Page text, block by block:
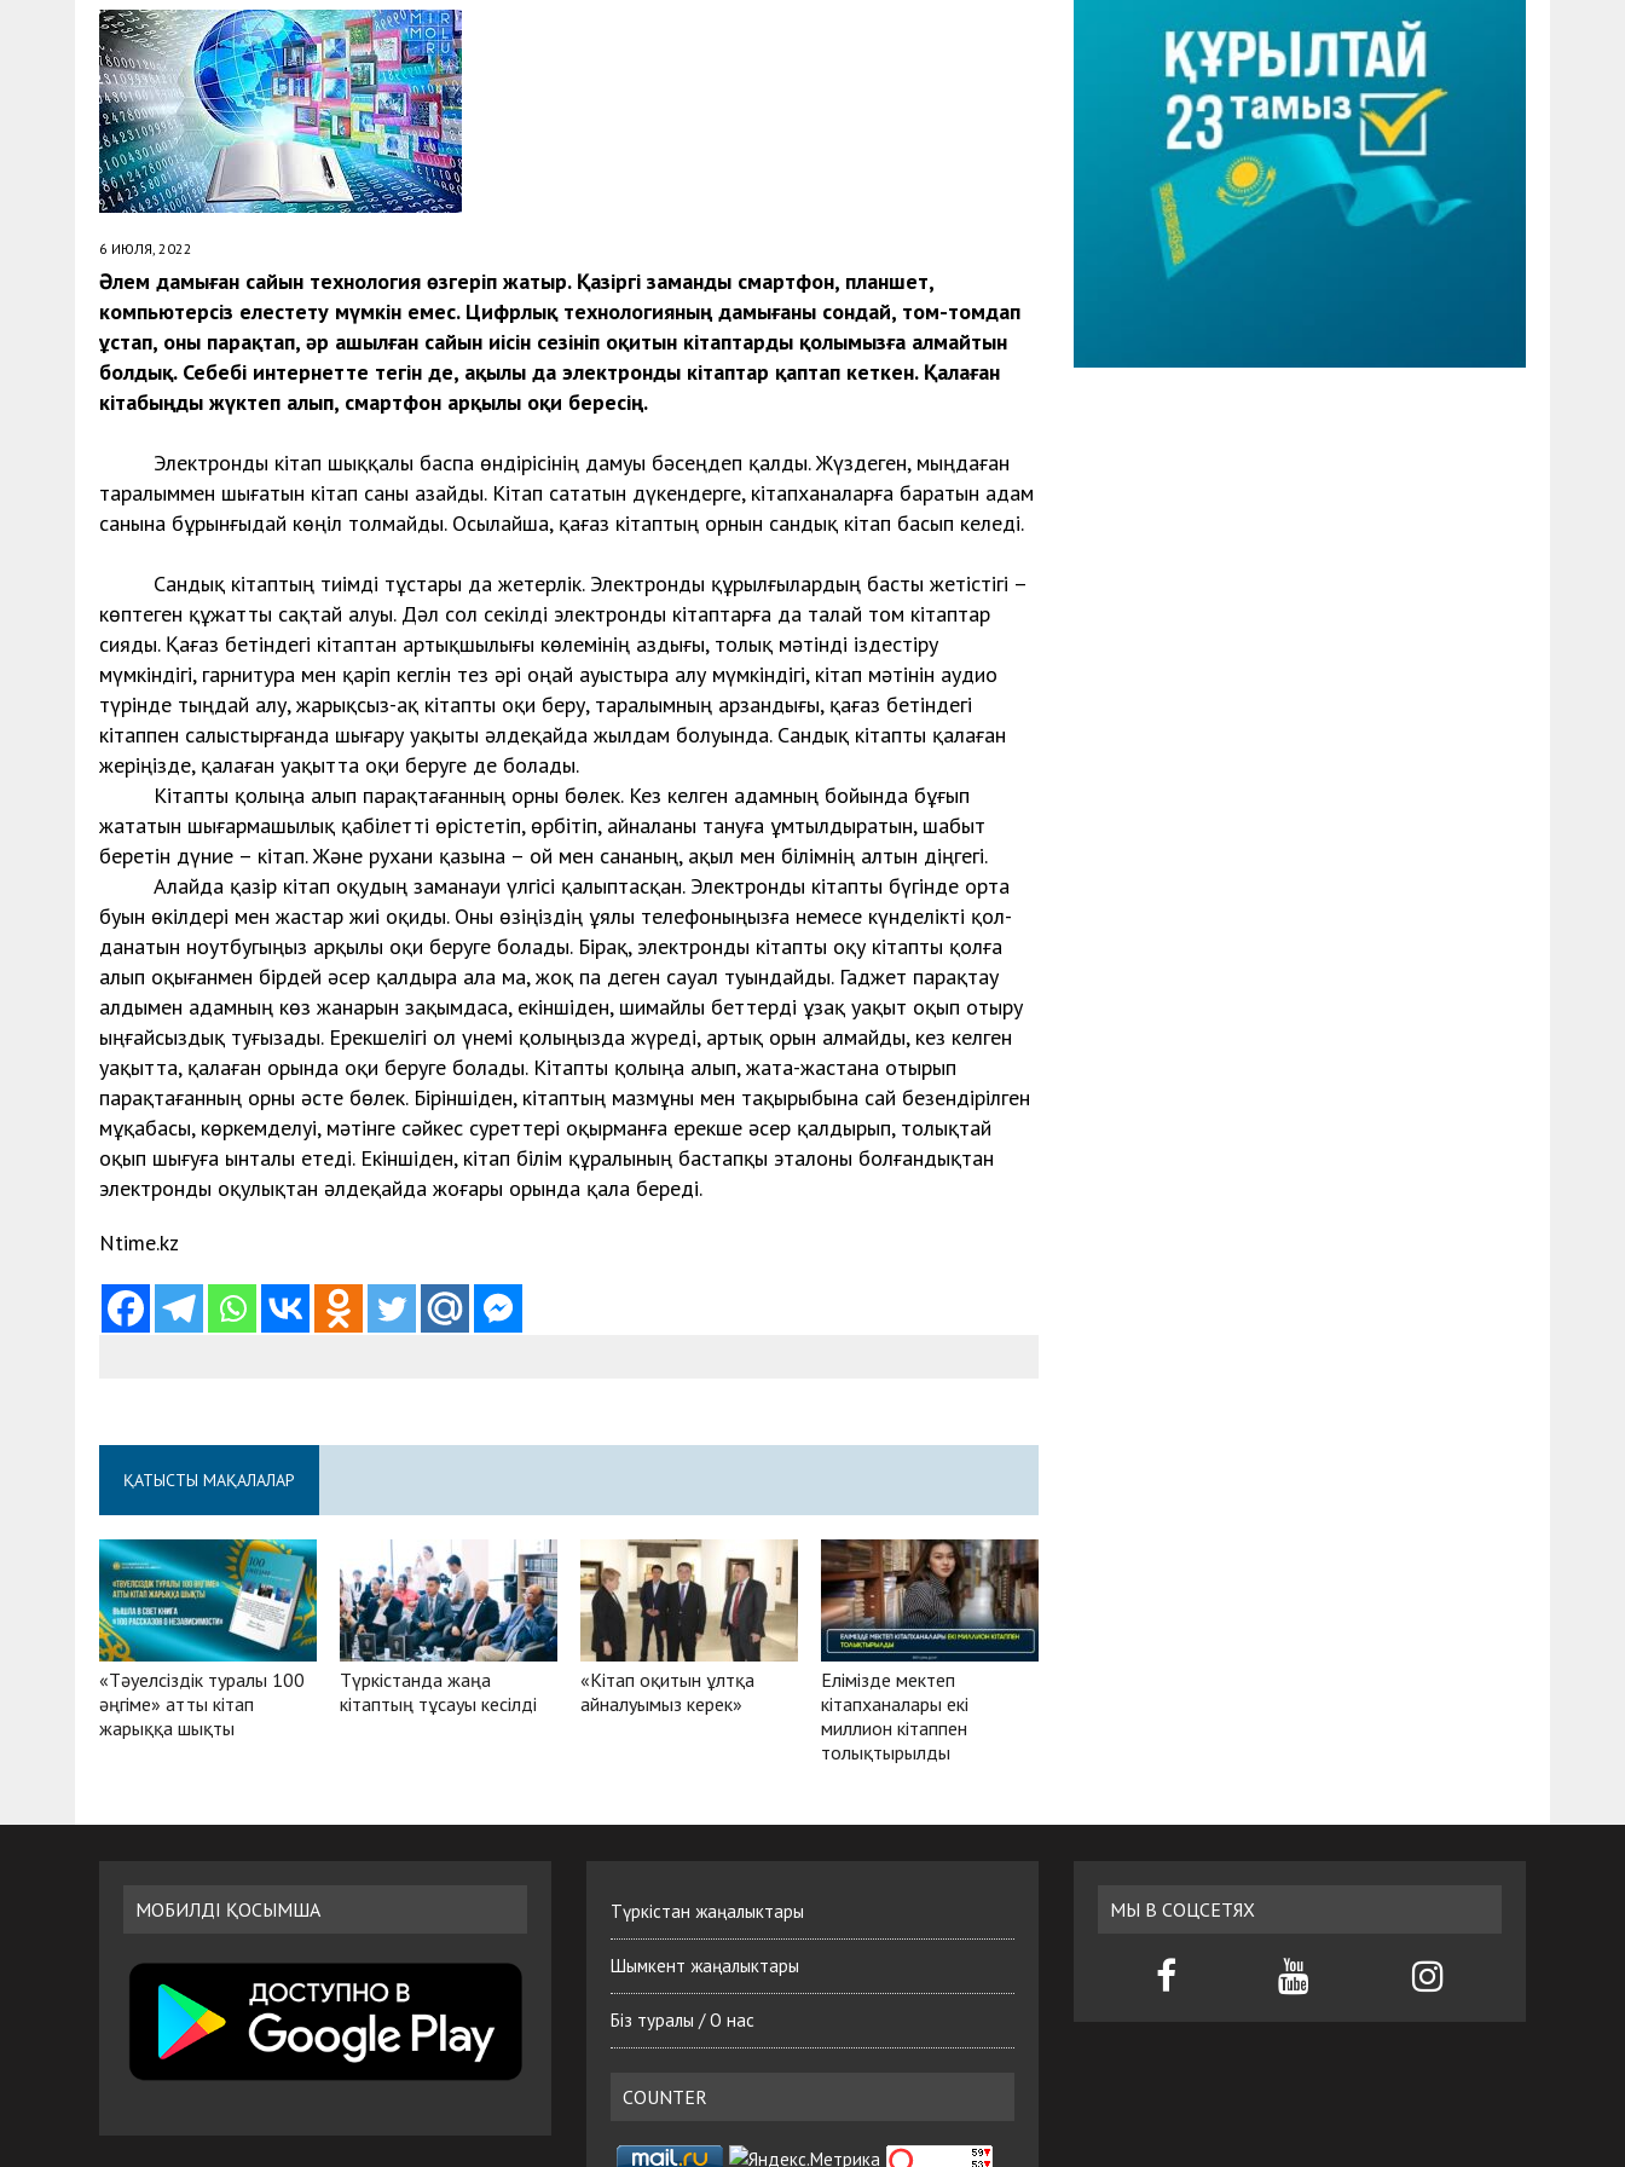
30 МАЯ, 2026 | ТҮСІНДІРУ ЖҰМЫСТАРЫ ЖҮРГІЗІЛДІ
6 ИЮЛЯ, 2022
Әлем дамыған сайын технология өзгеріп жатыр. Қазіргі заманды смартфон, планшет,
компьютерсіз елестету мүмкін емес. Цифрлық технологияның дамығаны сондай, том-томдап
ұстап, оны парақтап, әр ашылған сайын иісін сезініп оқитын кітаптарды қолымызға алмайтын
болдық. Себебі интернетте тегін де, ақылы да электронды кітаптар қаптап кеткен. Қалаған
кітабыңды жүктеп алып, смартфон арқылы оқи бересің.
Электронды кітап шыққалы баспа өндірісінің дамуы бәсеңдеп қалды. Жүздеген, мыңдаған
таралыммен шы­ғатын кітап саны азайды. Кітап сататын дүкендерге, кітапханаларға баратын адам
санына бұрынғыдай көңіл толмайды. Осылайша, қағаз кітаптың орнын сандық кітап басып келеді.
Сандық кітаптың тиімді тұстары да жетерлік. Электронды құрылғылардың басты жетістігі –
көптеген құжатты сақтай алуы. Дәл сол секілді электронды кітаптарға да талай том кітаптар
сияды. Қағаз бетіндегі кітаптан артықшылығы көлемінің аздығы, толық мәтінді іздес­тіру
мүмкіндігі, гарнитура мен қаріп кеглін тез әрі оңай ауыстыра алу мүмкіндігі, кітап мәтінін аудио
түрінде тыңдай алу, жарықсыз-ақ кітапты оқи беру, таралымның арзандығы, қағаз бетіндегі
кітаппен салыстырғанда шығару уақыты әлдеқайда жылдам болуын­да. Сандық кітапты қалаған
жеріңізде, қалаған уақытта оқи беруге де болады.
Кітапты қолыңа алып парақтаған­ның орны бөлек. Кез келген адамның бойында бұғып
жататын шығармашылық қабілетті өрістетіп, өрбітіп, айналаны тануға ұмтылдыратын, шабыт
беретін дүние – кітап. Және рухани қазына – ой мен сананың, ақыл мен білімнің алтын діңгегі.
Алайда қазір кітап оқудың заманауи үлгісі қалыптасқан. Электронды кітап­ты бүгінде орта
буын өкілдері мен жастар жиі оқиды. Оны өзіңіздің ұялы телефоныңызға немесе күнделікті қол­
данатын ноутбугыңыз арқылы оқи беруге болады. Бірақ, электронды кітапты оқу кітапты қолға
алып оқығанмен бірдей әсер қалдыра ала ма, жоқ па деген сауал туындайды. Гаджет парақтау
алдымен адамның көз жанарын зақымдаса, екіншіден, шимайлы беттерді ұзақ уақыт оқып отыру
ыңғайсыздық туғызады. Ерекшелігі ол үнемі қолыңызда жүре­ді, артық орын алмайды, кез келген
уақытта, қалаған орында оқи беруге болады. Кітапты қолыңа алып, жата-жастана отырып
парақтағанның орны әсте бөлек. Біріншіден, кітаптың маз­мұны мен тақырыбына сай безен­дірілген
мұқабасы, көркемделуі, мә­тін­ге сәйкес суреттері оқырманға ерек­­ше әсер қалдырып, толықтай
оқып шығуға ынталы етеді. Екіншіден, кітап білім құралының бастапқы эталоны болғандықтан
электронды оқулықтан әлдеқайда жоғары орында қала береді.
Ntime.kz
ҚАТЫСТЫ МАҚАЛАЛАР
«Тәуелсіздік туралы 100
әңгіме» атты кітап
жарыққа шықты
Түркістанда жаңа
кітаптың тұсауы кесілді
«Кітап оқитын ұлтқа
айналуымыз керек»
Елімізде мектеп
кітапханалары екі
миллион кітаппен
толықтырылды
МОБИЛДІ ҚОСЫМША Түркістан жаңалыктары
Шымкент жаңалыктары
Біз туралы / О нас
COUNTER
МЫ В СОЦСЕТЯХ